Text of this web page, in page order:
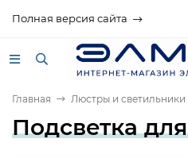
Полная версия сайта
Главная Люстры и светильники
Подсветка